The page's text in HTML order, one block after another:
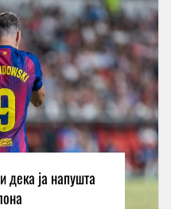
дека ја напушта